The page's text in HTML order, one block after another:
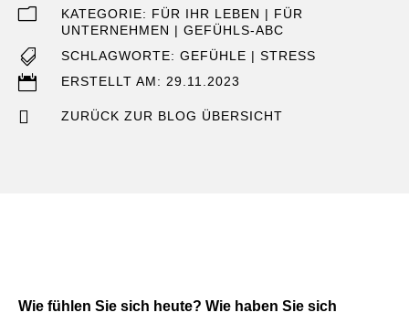
m KATEGORIE: FÜR IHR LEBEN | FÜR
UNTERNEHMEN | GEFÜHLS-ABC
 SCHLAGWORTE: GEFÜHLE | STRESS
 ERSTELLT AM: 29.11.2023
 ZURÜCK ZUR BLOG ÜBERSICHT
Wie fühlen Sie sich heute? Wie haben Sie sich